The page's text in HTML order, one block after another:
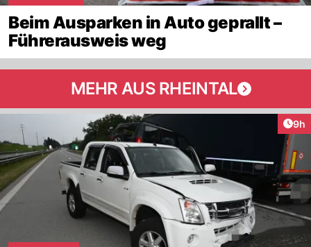
Beim Ausparken in Auto geprallt –
Führerausweis weg
MEHR AUS RHEINTAL
9h